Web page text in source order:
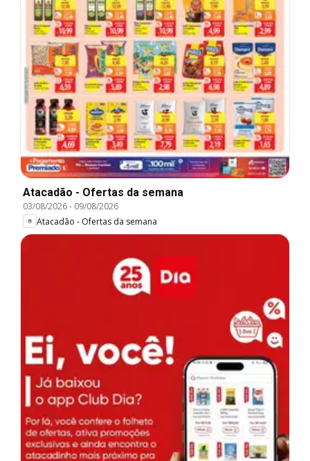
Atacadão - Ofertas da semana
03/08/2026- 09/08/2026
Atacadão - Ofertas da semana